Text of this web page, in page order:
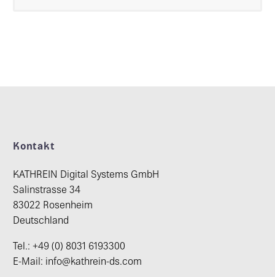
Kontakt
KATHREIN Digital Systems GmbH
Salinstrasse 34
83022 Rosenheim
Deutschland
Tel.: +49 (0) 8031 6193300
E-Mail: info@kathrein-ds.com